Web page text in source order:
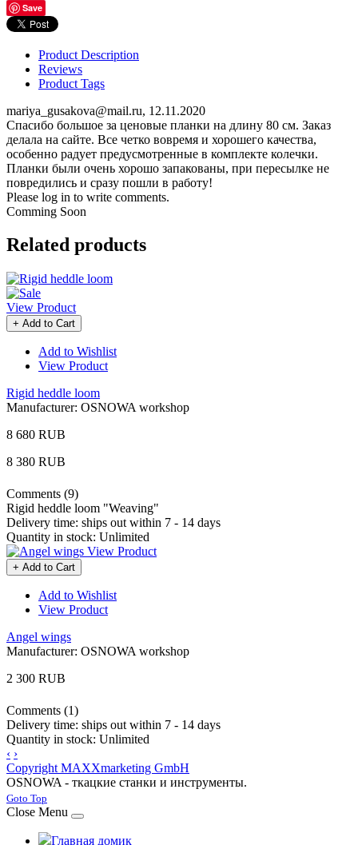
Save
Product Description
Reviews
Product Tags
mariya_gusakova@mail.ru, 12.11.2020
Спасибо большое за ценовые планки на длину 80 см. Заказ
делала на сайте. Все четко вовремя и хорошего качества,
особенно радует предусмотренные в комплекте колечки.
Планки были очень хорошо запакованы, при пересылке не
повредились и сразу пошли в работу!
Please log in to write comments.
Comming Soon
Related products
View Product
+ Add to Cart
Add to Wishlist
View Product
Rigid heddle loom
Manufacturer: OSNOWA workshop
8 680 RUB
8 380 RUB
Comments (9)
Rigid heddle loom "Weaving"
Delivery time: ships out within 7 - 14 days
Quantity in stock: Unlimited
View Product
+ Add to Cart
Add to Wishlist
View Product
Angel wings
Manufacturer: OSNOWA workshop
2 300 RUB
Comments (1)
Delivery time: ships out within 7 - 14 days
Quantity in stock: Unlimited
‹ ›
Copyright MAXXmarketing GmbH
OSNOWA - ткацкие станки и инструменты.
Joomla! 3 Templates
Goto Top
Close Menu
Главная домик